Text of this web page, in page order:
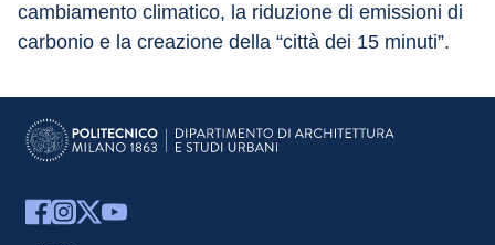
cambiamento climatico, la riduzione di emissioni di
carbonio e la creazione della “città dei 15 minuti”.